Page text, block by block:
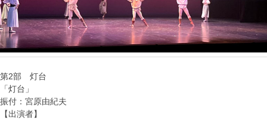
第2部 灯台
「灯台」
振付：宮原由紀夫
【出演者】